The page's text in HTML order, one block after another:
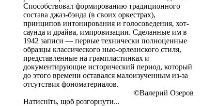
Способствовал формированию традиционного
состава джаз-бэнда (в своих оркестрах),
принципов интонирования и голосоведения, хот-
саунда и драйва, импровизации. Сделанные им в
1942 записи — первые технически полноценные
образцы классического нью-орлеанского стиля,
представленные на грампластинках и
документирующие исторический период, который
до этого времени оставался малоизученным из-за
отсутствия фономатериалов.
©Валерий Озеров​
Натисніть, щоб розгорнути...